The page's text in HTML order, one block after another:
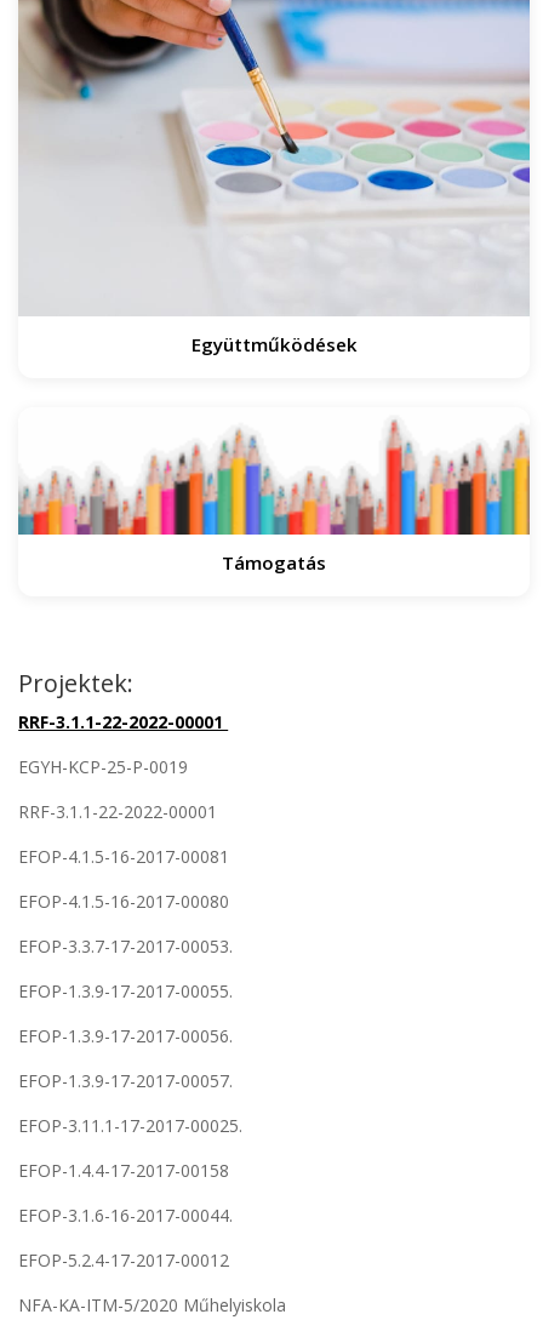
Együttműködések
Támogatás
Projektek:
RRF-3.1.1-22-2022-00001
EGYH-KCP-25-P-0019
RRF-3.1.1-22-2022-00001
EFOP-4.1.5-16-2017-00081
EFOP-4.1.5-16-2017-00080
EFOP-3.3.7-17-2017-00053.
EFOP-1.3.9-17-2017-00055.
EFOP-1.3.9-17-2017-00056.
EFOP-1.3.9-17-2017-00057.
EFOP-3.11.1-17-2017-00025.
EFOP-1.4.4-17-2017-00158
EFOP-3.1.6-16-2017-00044.
EFOP-5.2.4-17-2017-00012
NFA-KA-ITM-5/2020 Műhelyiskola